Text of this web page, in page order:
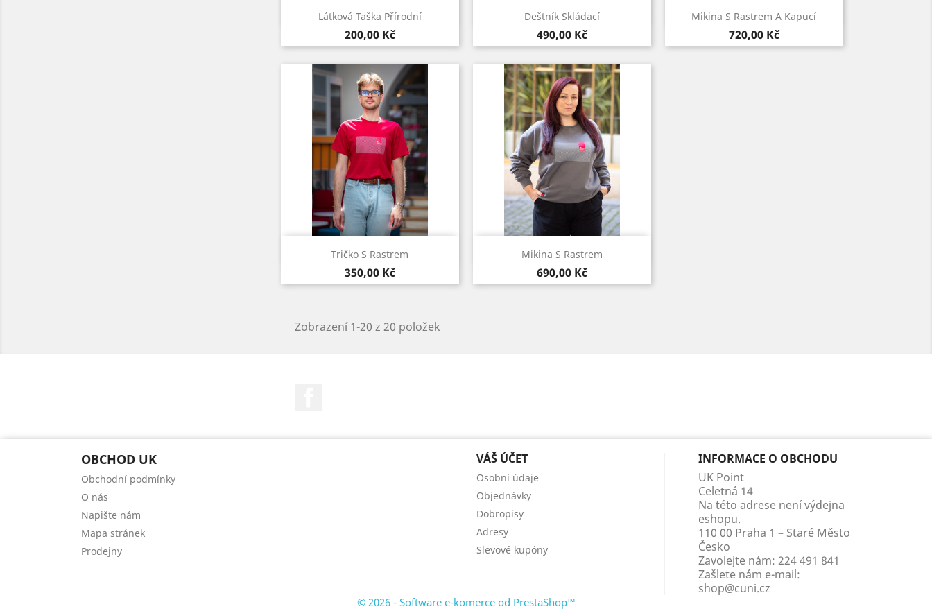
Látková Taška Přírodní
Cena
200,00 Kč
Rychlý náhled Deštník Skládací
Cena
490,00 Kč
Rychlý náhled
Červená
ČernáNavy-
dark
Mikina S Rastrem A Kapucí
Cena
720,00 Kč
 Rychlý náhled
ŠedáČernáNavy-
darkčerveň
Tričko S Rastrem
Cena
350,00 Kč
Rychlý náhled
ŠedáNavy-
dark
Kardinálská
červeň
Mikina S Rastrem
Cena
690,00 Kč
Rychlý náhled
ŠedáČernáNavy-
dark
Zobrazení 1-20 z 20 položek
OBCHOD UK
Obchodní podmínky
O nás
Napište nám
Mapa stránek
Prodejny
VÁŠ ÚČET
Osobní údaje
Objednávky
Dobropisy
Adresy
Slevové kupóny
INFORMACE O OBCHODU
UK Point
Celetná 14
Na této adrese není výdejna
eshopu.
110 00 Praha 1 – Staré Město
Česko
Zavolejte nám: 224 491 841
Zašlete nám e-mail:
shop@cuni.cz
© 2026 - Software e-komerce od PrestaShop™